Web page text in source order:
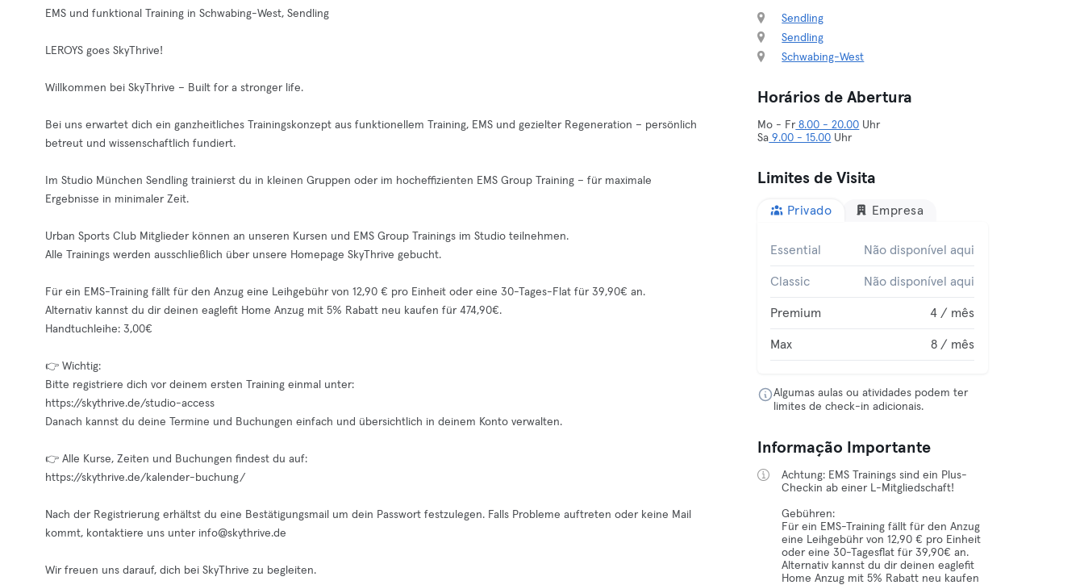
EMS und funktional Training in Schwabing-West, Sendling
LEROYS goes SkyThrive!
Willkommen bei SkyThrive – Built for a stronger life.
Bei uns erwartet dich ein ganzheitliches Trainingskonzept aus funktionellem Training, EMS und gezielter Regeneration – persönlich
betreut und wissenschaftlich fundiert.
Im Studio München Sendling trainierst du in kleinen Gruppen oder im hocheffizienten EMS Group Training – für maximale
Ergebnisse in minimaler Zeit.
Urban Sports Club Mitglieder können an unseren Kursen und EMS Group Trainings im Studio teilnehmen.
Alle Trainings werden ausschließlich über unsere Homepage SkyThrive gebucht.
Für ein EMS-Training fällt für den Anzug eine Leihgebühr von 12,90 € pro Einheit oder eine 30-Tages-Flat für 39,90€ an.
Alternativ kannst du dir deinen eaglefit Home Anzug mit 5% Rabatt neu kaufen für 474,90€.
Handtuchleihe: 3,00€
👉 Wichtig:
Bitte registriere dich vor deinem ersten Training einmal unter:
https://skythrive.de/studio-access
Danach kannst du deine Termine und Buchungen einfach und übersichtlich in deinem Konto verwalten.
👉 Alle Kurse, Zeiten und Buchungen findest du auf:
https://skythrive.de/kalender-buchung/
Nach der Registrierung erhältst du eine Bestätigungsmail um dein Passwort festzulegen. Falls Probleme auftreten oder keine Mail
kommt, kontaktiere uns unter info@skythrive.de
Wir freuen uns darauf, dich bei SkyThrive zu begleiten.
Sendling
Sendling
Schwabing-West
Horários de Abertura
Mo - Fr8.00 - 20.00 Uhr
Sa 9.00 - 15.00 Uhr
Limites de Visita
Privado Empresa
Essential Não disponível aqui
Classic Não disponível aqui
Premium 4 / mês
Max 8 / mês
Algumas aulas ou atividades podem ter
limites de check-in adicionais.
Informação Importante
Achtung: EMS Trainings sind ein Plus-
Checkin ab einer L-Mitgliedschaft!
Gebühren:
Für ein EMS-Training fällt für den Anzug
eine Leihgebühr von 12,90 € pro Einheit
oder eine 30-Tagesflat für 39,90€ an.
Alternativ kannst du dir deinen eaglefit
Home Anzug mit 5% Rabatt neu kaufen